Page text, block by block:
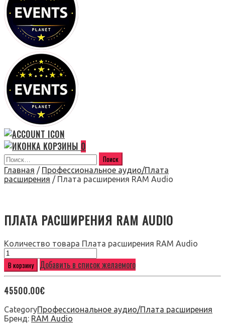
0
Главная / Профессиональное аудио/Плата
расширения / Плата расширения RAM Audio
ПЛАТА РАСШИРЕНИЯ RAM AUDIO
Количество товара Плата расширения RAM Audio
В корзину Добавить в список желаемого
45500.00€
CategoryПрофессиональное аудио/Плата расширения
Бренд: RAM Audio